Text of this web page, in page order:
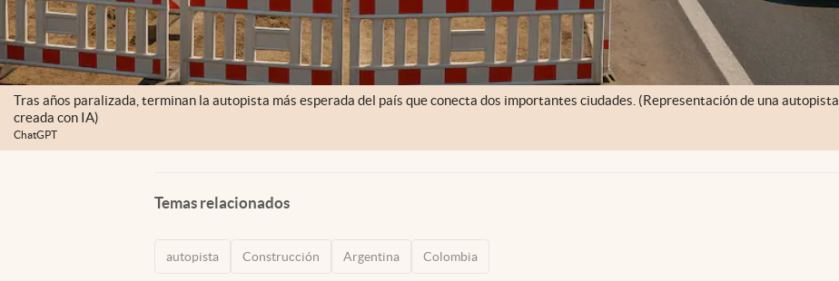
Tras años paralizada, terminan la autopista más esperada del país que conecta dos importantes ciudades. (Representación de una autopista
creada con IA)
ChatGPT
Temas relacionados
autopista Construcción Argentina Colombia